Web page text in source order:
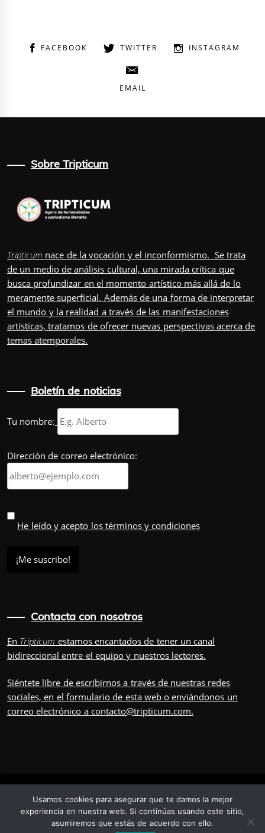
FACEBOOK TWITTER INSTAGRAM
EMAIL
Sobre Tripticum
Tripticum nace de la vocación y el inconformismo. Se trata
de un medio de análisis cultural, una mirada crítica que
busca profundizar en el momento artístico más allá de lo
meramente superficial. Además de una forma de interpretar
el mundo y la realidad a través de las manifestaciones
artísticas, tratamos de ofrecer nuevas perspectivas acerca de
temas atemporales.
Boletín de noticias
Tu nombre:
Dirección de correo electrónico:
He leído y acepto los términos y condiciones
Contacta con nosotros
En Tripticum estamos encantados de tener un canal
bidireccional entre el equipo y nuestros lectores.
Siéntete libre de escribirnos a través de nuestras redes
sociales, en el formulariode esta web o enviándonos un
correo electrónico a contacto@tripticum.com.
IUVENIS, POR
TRIPULACIÓN CONTÁCTANOS POSDATA
Usamos cookies para asegurar que te damos la mejor
experiencia en nuestra web. Si continúas usando este sitio,
asumiremos que estás de acuerdo con ello.